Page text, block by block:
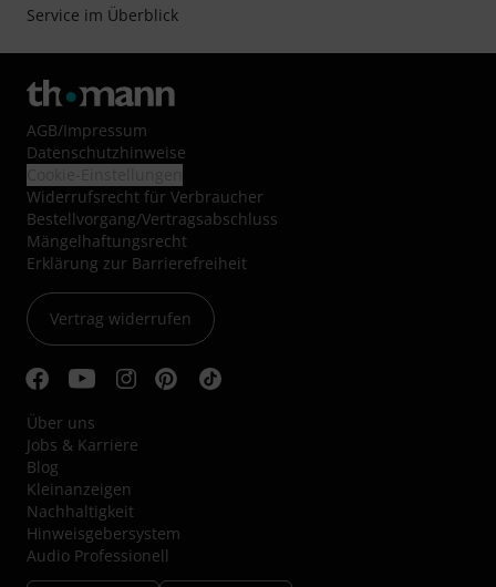
Service im Überblick
AGB/Impressum
Datenschutzhinweise
Widerrufsrecht für Verbraucher
Bestellvorgang/Vertragsabschluss
Mängelhaftungsrecht
Erklärung zur Barrierefreiheit
Vertrag widerrufen
Über uns
Jobs & Karriere
Blog
Kleinanzeigen
Nachhaltigkeit
Hinweisgebersystem
Audio Professionell